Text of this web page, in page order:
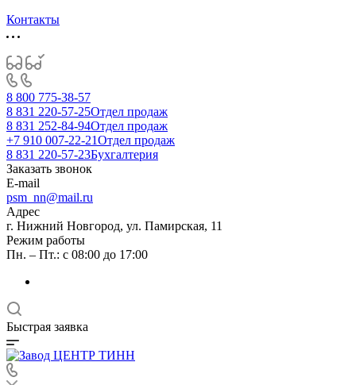
Контакты
8 800 775-38-57
8 831 220-57-25Отдел продаж
8 831 252-84-94Отдел продаж
+7 910 007-22-21Отдел продаж
8 831 220-57-23Бухгалтерия
Заказать звонок
E-mail
psm_nn@mail.ru
Адрес
г. Нижний Новгород, ул. Памирская, 11
Режим работы
Пн. – Пт.: с 08:00 до 17:00
Быстрая заявка